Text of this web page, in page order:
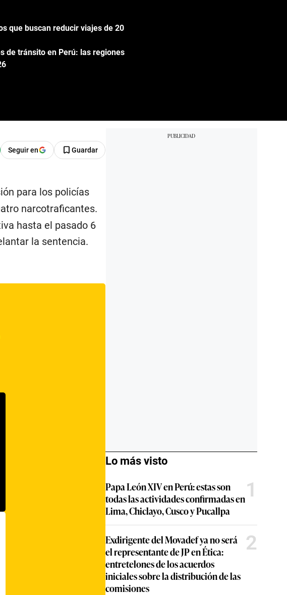
que buscan reducir viajes de 20
de tránsito en Perú: las regiones
Seguir en Guardar
para los policías
narcotraficantes.
hasta el pasado 6
la sentencia.
Lo más visto
Papa León XIV en Perú: estas son
todas las actividades confirmadas en
Lima, Chiclayo, Cusco y Pucallpa
1
Exdirigente del Movadef ya no será
el representante de JP en Ética:
entretelones de los acuerdos
iniciales sobre la distribución de las
comisiones
2